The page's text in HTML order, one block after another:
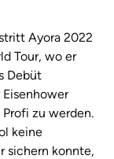
Ayora 2022
Tour, wo er
Debüt
zu werden.
keine
sichern konnte,